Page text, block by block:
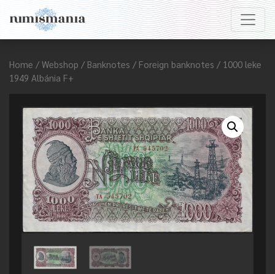
Home / Webshop / Banknotes / Foreign banknotes / 1000 leke
1949 Albánia F+